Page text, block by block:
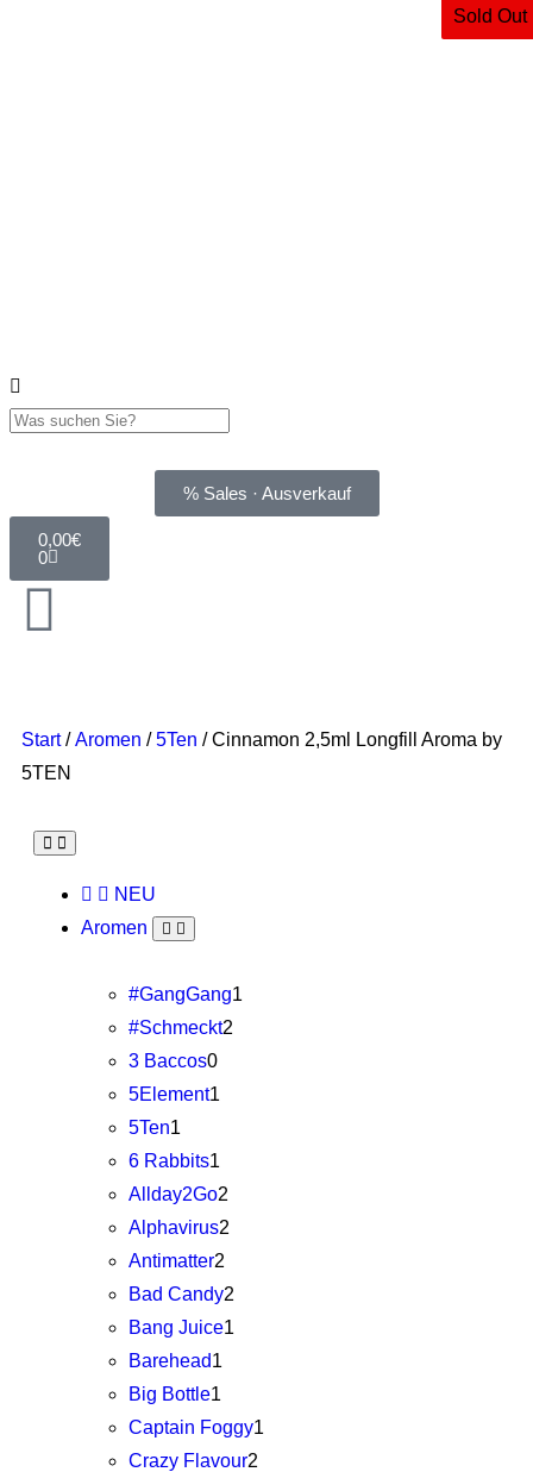
% Sales · Ausverkauf
0,00€
0
Start/Aromen /5Ten / Cinnamon 2,5ml Longfill Aroma by
5TEN
NEU
Aromen
#GangGang1
#Schmeckt2
3 Baccos0
5Element1
5Ten1
6 Rabbits1
Allday2Go2
Alphavirus2
Antimatter2
Bad Candy2
Bang Juice1
Barehead1
Big Bottle1
Captain Foggy1
Crazy Flavour2
Sold Out